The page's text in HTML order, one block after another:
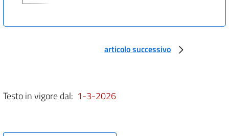
articolo successivo
Testo in vigore dal: 1-3-2026